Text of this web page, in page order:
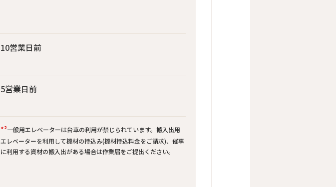
10営業日前
5営業日前
*²一般用エレベーターは台車の利用が禁じられています。搬入出用
エレベーターを利用して機材の持込み(機材持込料金をご請求)、催事
に利用する資材の搬入出がある場合は作業届をご提出ください。